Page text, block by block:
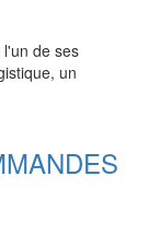
l'un de ses
un